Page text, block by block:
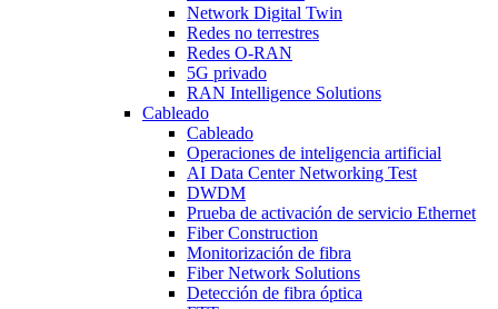
Network Digital Twin
Redes no terrestres
Redes O-RAN
5G privado
RAN Intelligence Solutions
Cableado
Cableado
Operaciones de inteligencia artificial
AI Data Center Networking Test
DWDM
Prueba de activación de servicio Ethernet
Fiber Construction
Monitorización de fibra
Fiber Network Solutions
Detección de fibra óptica